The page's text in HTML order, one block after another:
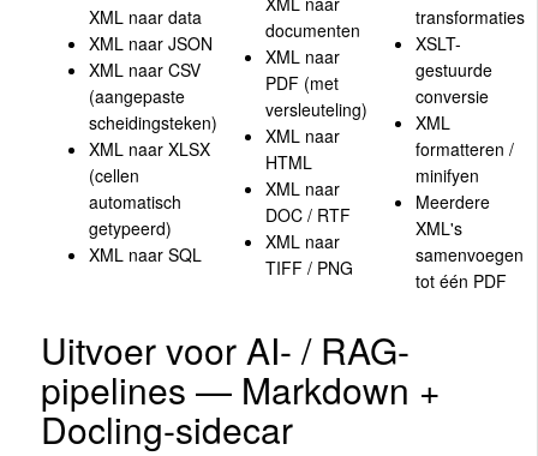
XML naar data
XML naar JSON
XML naar CSV
(aangepaste
scheidingsteken)
XML naar XLSX
(cellen
automatisch
getypeerd)
XML naar SQL
documenten
XML naar
PDF (met
versleuteling)
XML naar
HTML
XML naar
DOC / RTF
XML naar
TIFF / PNG
transformaties
XSLT-
gestuurde
conversie
XML
formatteren /
minifyen
Meerdere
XML's
samenvoegen
tot één PDF
Uitvoer voor AI- / RAG-
pipelines — Markdown +
Docling-sidecar